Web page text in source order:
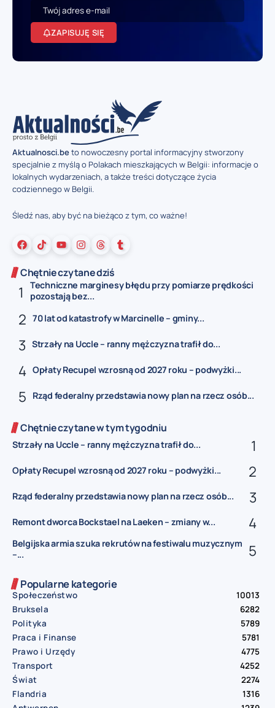
ZAPISUJĘ SIĘ
Aktualnosci.beto nowoczesny portal informacyjny stworzony
specjalnie z myślą o Polakach mieszkających w Belgii: informacje o
lokalnych wydarzeniach, a także treści dotyczące życia
codziennego w Belgii.
Śledź nas, aby być na bieżąco z tym, co ważne!
Chętnie czytane dziś
Techniczne marginesy błędu przy pomiarze prędkości
pozostają bez...
70 lat od katastrofy w Marcinelle – gminy...
Strzały na Uccle – ranny mężczyzna trafił do...
Opłaty Recupel wzrosną od 2027 roku – podwyżki...
Rząd federalny przedstawia nowy plan na rzecz osób...
Chętnie czytane w tym tygodniu
Strzały na Uccle – ranny mężczyzna trafił do...
Opłaty Recupel wzrosną od 2027 roku – podwyżki...
Rząd federalny przedstawia nowy plan na rzecz osób...
Remont dworca Bockstael na Laeken – zmiany w...
Belgijska armia szuka rekrutów na festiwalu muzycznym
–...
Popularne kategorie
Społeczeństwo
10013
Bruksela
6282
Polityka
5789
Praca i Finanse
5781
Prawo i Urzędy
4775
Transport
4252
Świat
2274
Flandria
1316